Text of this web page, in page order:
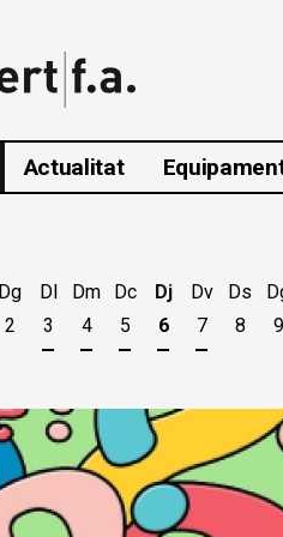
Actualitat
Dg
2
Dl
3
Dilluns 3 d'agost
Dm
4
Dimarts 4 d'agost
Dc
5
Dimecres 5 d'agost
Dj
6
Dijous 6
Dv
7
Ds
8
9